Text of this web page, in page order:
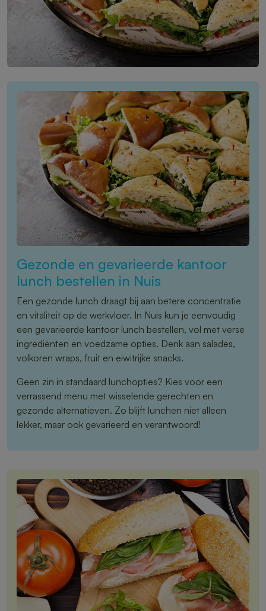
Gezonde en gevarieerde kantoor
lunch bestellen in Nuis
Een gezonde lunch draagt bij aan betere concentratie
en vitaliteit op de werkvloer. In Nuis kun je eenvoudig
een gevarieerde kantoor lunch bestellen, vol met verse
ingrediënten en voedzame opties. Denk aan salades,
volkoren wraps, fruit en eiwitrijke snacks.
Geen zin in standaard lunchopties? Kies voor een
verrassend menu met wisselende gerechten en
gezonde alternatieven. Zo blijft lunchen niet alleen
lekker, maar ook gevarieerd en verantwoord!